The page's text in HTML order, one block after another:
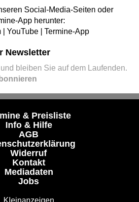
Social-Media-Seiten oder
App herunter:
YouTube Termine-App
Newsletter
bleiben Sie auf dem Laufenden.
& Preisliste
Info & Hilfe
AGB
Widerruf
Kontakt
Mediadaten
Jobs